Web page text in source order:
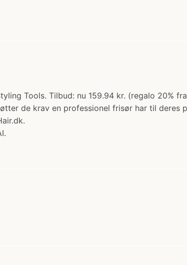
Tools. Tilbud: nu 159.94 kr. (regalo 20%
de krav en professionel frisør har til deres